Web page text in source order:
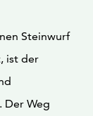
Steinwurf
ist der
Der Weg